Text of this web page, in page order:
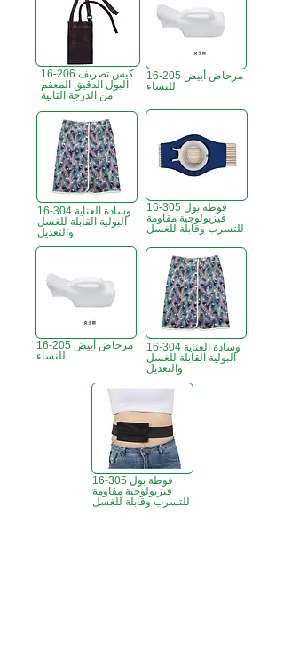
16-206 كيس تصريف
البول الدقيق المعقم
من الدرجة الثانية
16-205 مرحاض أبيض
للنساء
16-304 وسادة العناية
البولية القابلة للغسل
والتعديل
16-305 فوطة بول
فيزيولوجية مقاومة
للتسرب وقابلة للغسل
16-205 مرحاض أبيض
للنساء
16-304 وسادة العناية
البولية القابلة للغسل
والتعديل
16-305 فوطة بول
فيزيولوجية مقاومة
للتسرب وقابلة للغسل